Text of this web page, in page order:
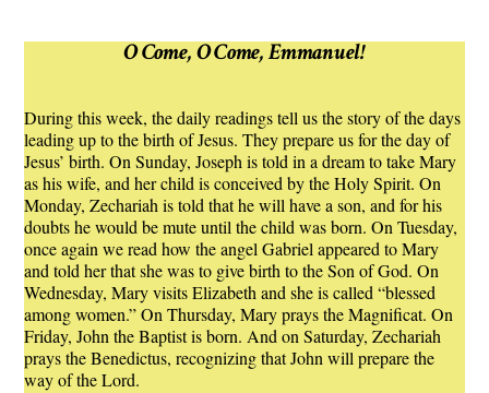
O Come, O Come, Emmanuel!
During this week, the daily readings tell us the story of the days
leading up to the birth of Jesus. They prepare us for the day of
Jesus’ birth. On Sunday, Joseph is told in a dream to take Mary
as his wife, and her child is conceived by the Holy Spirit. On
Monday, Zechariah is told that he will have a son, and for his
doubts he would be mute until the child was born. On Tuesday,
once again we read how the angel Gabriel appeared to Mary
and told her that she was to give birth to the Son of God. On
Wednesday, Mary visits Elizabeth and she is called “blessed
among women.” On Thursday, Mary prays the Magnificat. On
Friday, John the Baptist is born. And on Saturday, Zechariah
prays the Benedictus, recognizing that John will prepare the
way of the Lord.